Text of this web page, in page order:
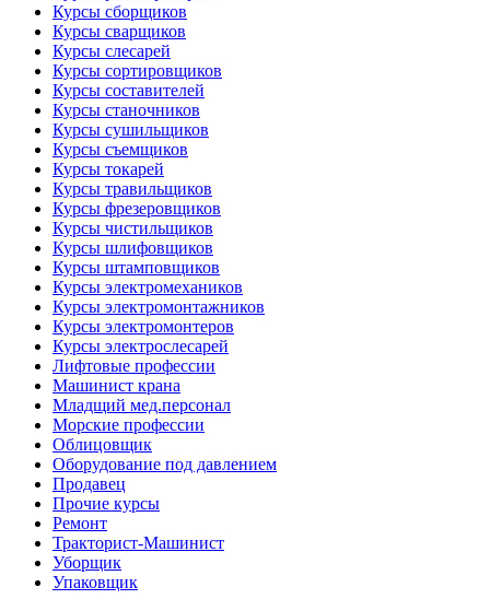
Курсы сборщиков
Курсы сварщиков
Курсы слесарей
Курсы сортировщиков
Курсы составителей
Курсы станочников
Курсы сушильщиков
Курсы съемщиков
Курсы токарей
Курсы травильщиков
Курсы фрезеровщиков
Курсы чистильщиков
Курсы шлифовщиков
Курсы штамповщиков
Курсы электромехаников
Курсы электромонтажников
Курсы электромонтеров
Курсы электрослесарей
Лифтовые профессии
Машинист крана
Младщий мед.персонал
Морские профессии
Облицовщик
Оборудование под давлением
Продавец
Прочие курсы
Ремонт
Тракторист-Машинист
Уборщик
Упаковщик